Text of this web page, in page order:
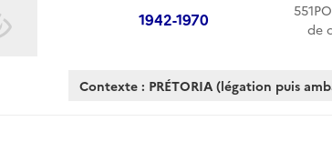
1942-1970
de
Contexte : PRÉTORIA (légation puis